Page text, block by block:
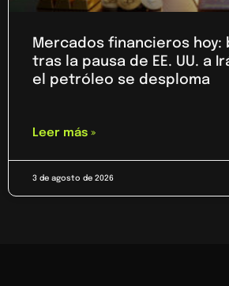
Mercados financieros hoy:
tras la pausa de EE. UU. a
el petróleo se desploma
Leer más »
3 de agosto de 2026